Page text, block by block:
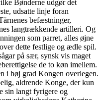
Bønderne udgør det
udsatte linje foran
befæstninger,
langtrækkende artilleri. Og
som parret, alles øjne
dette festlige og ædle spil.
på sær, synsk vis maget
de to køn imellem.
i høj grad Kongen overlegen.
aldrende Konge, der kun
sin langt fyrigere og